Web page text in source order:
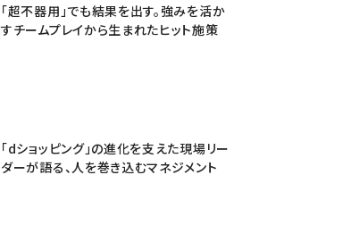
「超不器用」でも結果を出す。強みを活か
すチームプレイから生まれたヒット施策
「dショッピング」の進化を支えた現場リー
ダーが語る、人を巻き込むマネジメント